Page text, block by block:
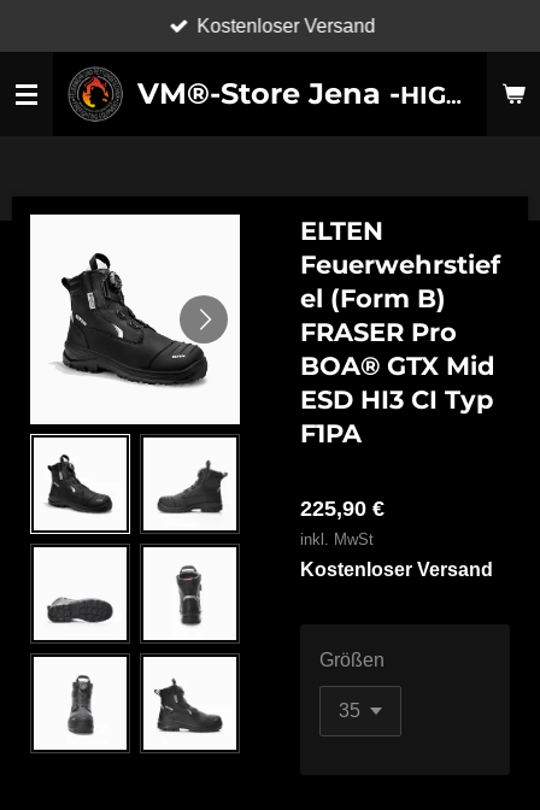
springen
VM®-Store Jena -HIGH-TECHNOLOGY SHOES-
Kostenloser Versand
ELTEN
Feuerwehrstief
el (Form B)
FRASER Pro
BOA® GTX Mid
ESD HI3 CI Typ
F1PA
225,90 €
inkl. MwSt
Kostenloser Versand
Größen